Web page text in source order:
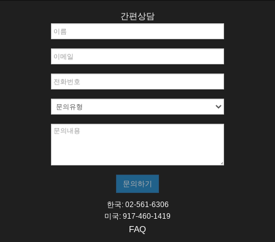
간편상담
한국: 02-561-6306
미국: 917-460-1419
FAQ